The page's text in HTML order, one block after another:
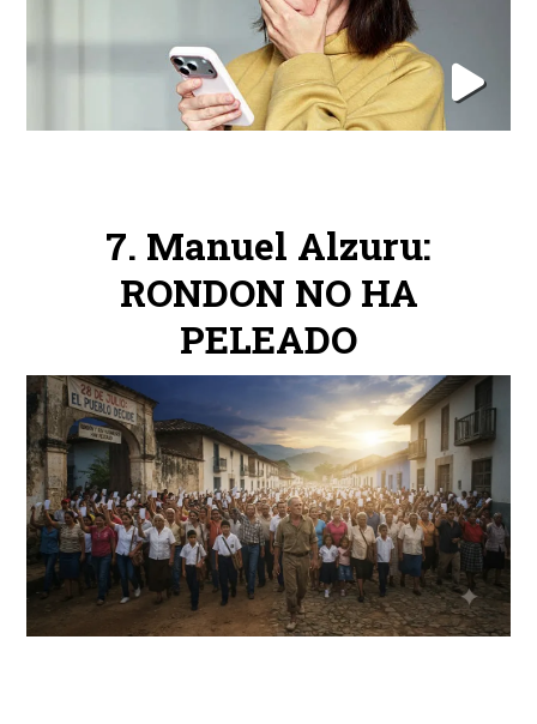
Manuel Alzuru:
RONDON NO HA
PELEADO